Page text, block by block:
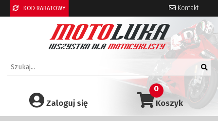
KOD RABATOWY Kontakt
Koszyk
0
Zaloguj się